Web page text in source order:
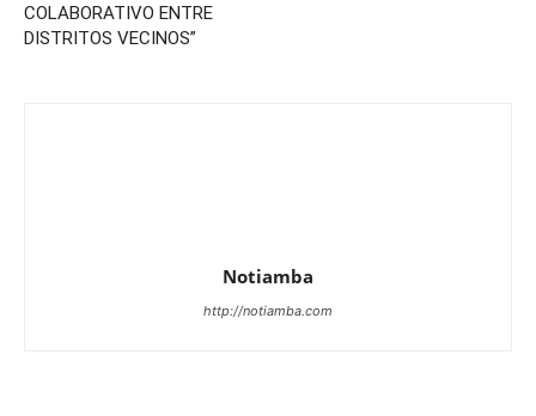
COLABORATIVO ENTRE
DISTRITOS VECINOS”
Notiamba
http://notiamba.com